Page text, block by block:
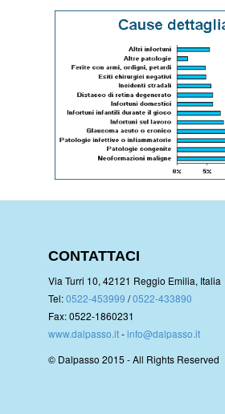
CONTATTACI
Via Turri 10, 42121 Reggio Emilia, Italia
Tel:0522-453999 /0522-433890
Fax: 0522-1860231
www.dalpasso.it-info@dalpasso.it
© Dalpasso 2015 - All Rights Reserved